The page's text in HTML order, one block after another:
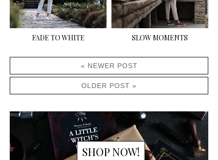
FADE TO WHITE SLOW MOMENTS
« NEWER POST
OLDER POST »
SHOP NOW!